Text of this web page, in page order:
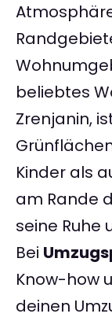
beliebtes
Zrenjanin,
Kinder als
am Rande
seine Ruhe
Bei
Know-how
deinen